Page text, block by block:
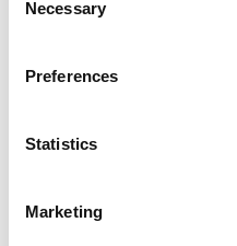
Selection
Necessary
Preferences
Statistics
Marketing